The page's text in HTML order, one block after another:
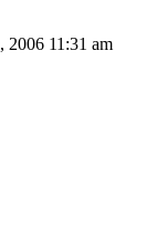
2006 11:31 am